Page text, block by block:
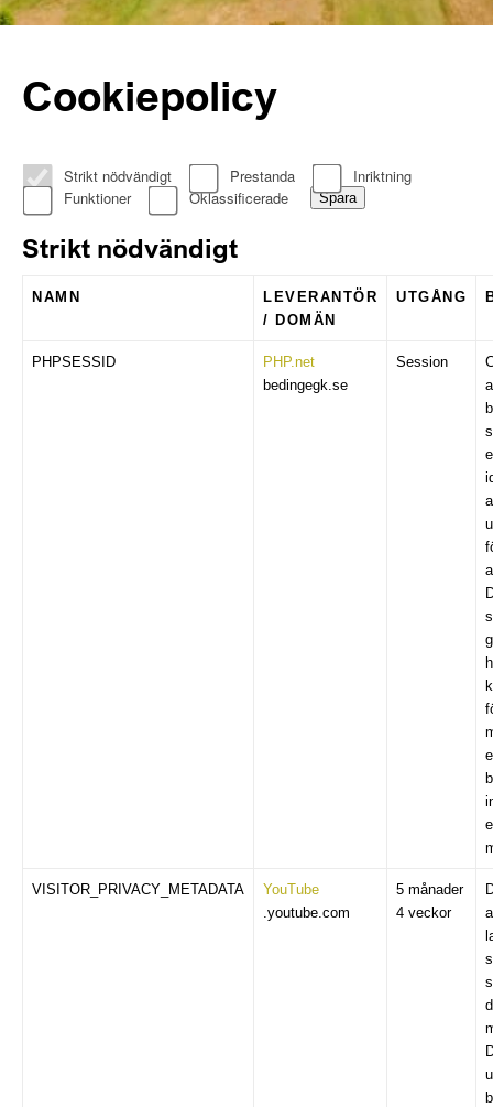
Cookiepolicy
Strikt nödvändigt Prestanda
Inriktning
Funktioner
Oklassificerade Spara
Strikt nödvändigt
NAMN
LEVERANTÖR
/ DOMÄN
UTGÅNG
PHPSESSID
PHP.net
bedingegk.se
Session
VISITOR_PRIVACY_METADATA
YouTube
.youtube.com
5 månader
4 veckor